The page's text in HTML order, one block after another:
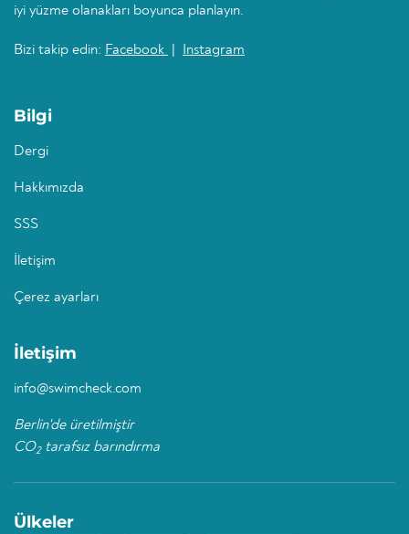
iyi yüzme olanakları boyunca planlayın.
Bizi takip edin: Facebook Instagram
Bilgi
Dergi
Hakkımızda
SSS
İletişim
Çerez ayarları
İletişim
info@swimcheck.com
Berlin'de üretilmiştir
CO2tarafsız barındırma
Ülkeler